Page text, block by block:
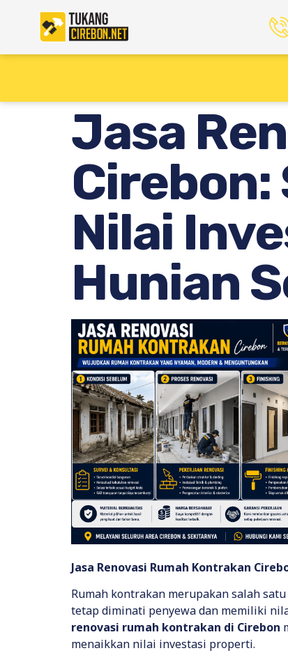
Jasa
Nilai
Hunian
Jasa Renovasi Rumah Kontrakan
Rumah kontrakan merupakan salah
tetap diminati penyewa dan memiliki
renovasi rumah kontrakan di Cirebon
menaikkan nilai investasi properti.